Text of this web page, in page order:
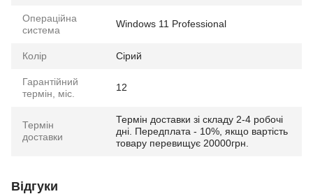
Операційна
система
Windows 11 Professional
Колір Сірий
Гарантійний
термін, міс.
12
Термін
доставки
Термін доставки зі складу 2-4 робочі
дні. Передплата - 10%, якщо вартість
товару перевищує 20000грн.
Відгуки